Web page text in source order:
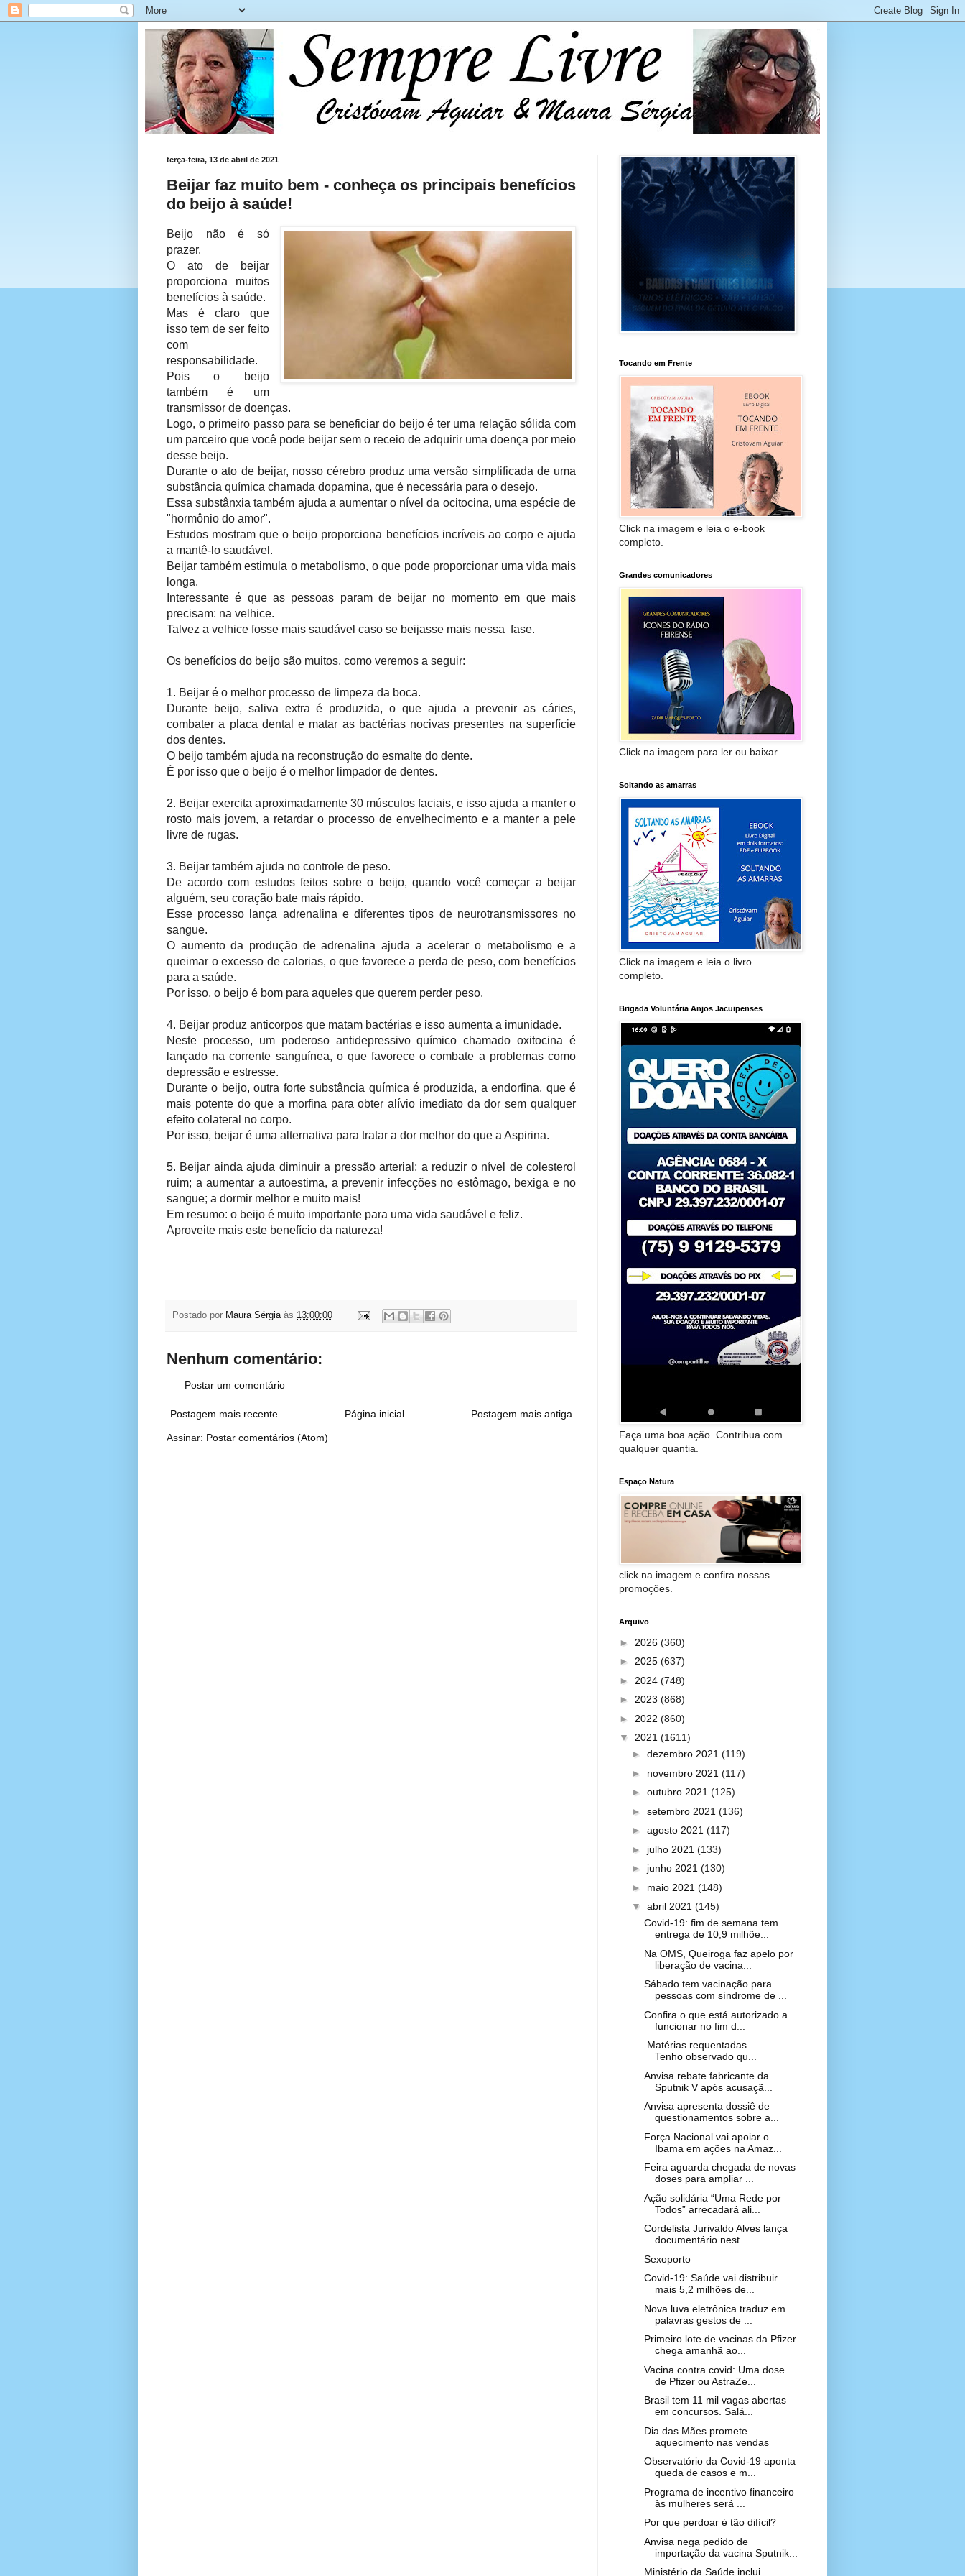
terça-feira, 13 de abril de 2021
Beijar faz muito bem - conheça os principais benefícios
do beijo à saúde!
Beijo não é só
prazer.
O ato de beijar
proporciona muitos
benefícios à saúde.
Mas é claro que
isso tem de ser feito
com
responsabilidade.
Pois o beijo
também é um
transmissor de doenças.
Logo, o primeiro passo para se beneficiar do beijo é ter uma relação sólida com
um parceiro que você pode beijar sem o receio de adquirir uma doença por meio
desse beijo.
Durante o ato de beijar, nosso cérebro produz uma versão simplificada de uma
substância química chamada dopamina, que é necessária para o desejo.
Essa substânxia também ajuda a aumentar o nível da ocitocina, uma espécie de
"hormônio do amor".
Estudos mostram que o beijo proporciona benefícios incríveis ao corpo e ajuda
a mantê-lo saudável.
Beijar também estimula o metabolismo, o que pode proporcionar uma vida mais
longa.
Interessante é que as pessoas param de beijar no momento em que mais
precisam: na velhice.
Talvez a velhice fosse mais saudável caso se beijasse mais nessa fase.
Os benefícios do beijo são muitos, como veremos a seguir:
1. Beijar é o melhor processo de limpeza da boca.
Durante beijo, saliva extra é produzida, o que ajuda a prevenir as cáries,
combater a placa dental e matar as bactérias nocivas presentes na superfície
dos dentes.
O beijo também ajuda na reconstrução do esmalte do dente.
É por isso que o beijo é o melhor limpador de dentes.
2. Beijar exercita aproximadamente 30 músculos faciais, e isso ajuda a manter o
rosto mais jovem, a retardar o processo de envelhecimento e a manter a pele
livre de rugas.
3. Beijar também ajuda no controle de peso.
De acordo com estudos feitos sobre o beijo, quando você começar a beijar
alguém, seu coração bate mais rápido.
Esse processo lança adrenalina e diferentes tipos de neurotransmissores no
sangue.
O aumento da produção de adrenalina ajuda a acelerar o metabolismo e a
queimar o excesso de calorias, o que favorece a perda de peso, com benefícios
para a saúde.
Por isso, o beijo é bom para aqueles que querem perder peso.
4. Beijar produz anticorpos que matam bactérias e isso aumenta a imunidade.
Neste processo, um poderoso antidepressivo químico chamado oxitocina é
lançado na corrente sanguínea, o que favorece o combate a problemas como
depressão e estresse.
Durante o beijo, outra forte substância química é produzida, a endorfina, que é
mais potente do que a morfina para obter alívio imediato da dor sem qualquer
efeito colateral no corpo.
Por isso, beijar é uma alternativa para tratar a dor melhor do que a Aspirina.
5. Beijar ainda ajuda diminuir a pressão arterial; a reduzir o nível de colesterol
ruim; a aumentar a autoestima, a prevenir infecções no estômago, bexiga e no
sangue; a dormir melhor e muito mais!
Em resumo: o beijo é muito importante para uma vida saudável e feliz.
Aproveite mais este benefício da natureza!
Postado por Maura Sérgia às 13:00:00
Nenhum comentário:
Postar um comentário
Postagem mais recente Postagem mais antiga
Página inicial
Assinar: Postar comentários (Atom)
Tocando em Frente
Click na imagem e leia o e-book
completo.
Grandes comunicadores
Click na imagem para ler ou baixar
Soltando as amarras
Click na imagem e leia o livro
completo.
Brigada Voluntária Anjos Jacuipenses
Faça uma boa ação. Contribua com
qualquer quantia.
Espaço Natura
click na imagem e confira nossas
promoções.
Arquivo
► 2026 (360)
► 2025 (637)
► 2024 (748)
► 2023 (868)
► 2022 (860)
▼ 2021 (1611)
► dezembro 2021 (119)
► novembro 2021 (117)
► outubro 2021 (125)
► setembro 2021 (136)
► agosto 2021 (117)
► julho 2021 (133)
► junho 2021 (130)
► maio 2021 (148)
▼ abril 2021 (145)
Covid-19: fim de semana tem
entrega de 10,9 milhõe...
Na OMS, Queiroga faz apelo por
liberação de vacina...
Sábado tem vacinação para
pessoas com síndrome de ...
Confira o que está autorizado a
funcionar no fim d...
Matérias requentadas
Tenho observado qu...
Anvisa rebate fabricante da
Sputnik V após acusaçã...
Anvisa apresenta dossiê de
questionamentos sobre a...
Força Nacional vai apoiar o
Ibama em ações na Amaz...
Feira aguarda chegada de novas
doses para ampliar ...
Ação solidária “Uma Rede por
Todos” arrecadará ali...
Cordelista Jurivaldo Alves lança
documentário nest...
Sexoporto
Covid-19: Saúde vai distribuir
mais 5,2 milhões de...
Nova luva eletrônica traduz em
palavras gestos de ...
Primeiro lote de vacinas da Pfizer
chega amanhã ao...
Vacina contra covid: Uma dose
de Pfizer ou AstraZe...
Brasil tem 11 mil vagas abertas
em concursos. Salá...
Dia das Mães promete
aquecimento nas vendas
Observatório da Covid-19 aponta
queda de casos e m...
Programa de incentivo financeiro
às mulheres será ...
Por que perdoar é tão difícil?
Anvisa nega pedido de
importação da vacina Sputnik...
Ministério da Saúde inclui